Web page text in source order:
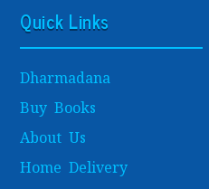
Quick Links
Dharmadana
Buy Books
About Us
Home Delivery